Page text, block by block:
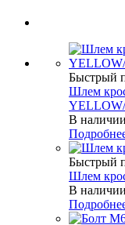
Быстрый
Шлем
В наличии
Быстрый
Шлем
В наличии